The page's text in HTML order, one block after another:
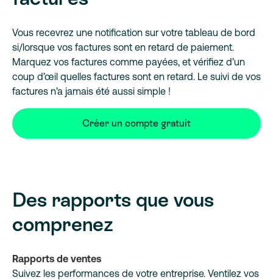
Vous recevrez une notification sur votre tableau de bord
si/lorsque vos factures sont en retard de paiement.
Marquez vos factures comme payées, et vérifiez d’un
coup d’œil quelles factures sont en retard. Le suivi de vos
factures n’a jamais été aussi simple !
Créer un compte gratuit
Des rapports que vous
comprenez
Rapports de ventes
Suivez les performances de votre entreprise. Ventilez vos